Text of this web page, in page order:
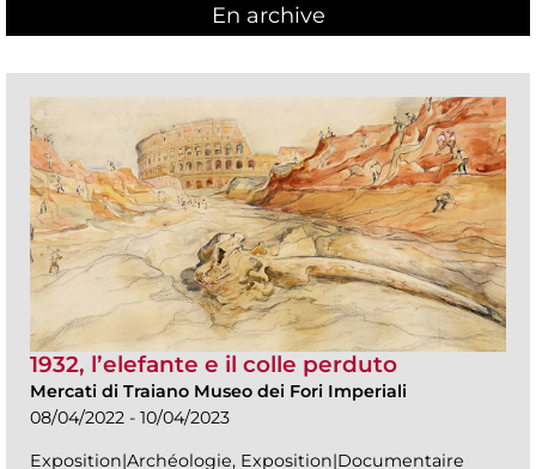
En archive
1932, l’elefante e il colle perduto
Mercati di Traiano Museo dei Fori Imperiali
08/04/2022 - 10/04/2023
Exposition|Archéologie, Exposition|Documentaire